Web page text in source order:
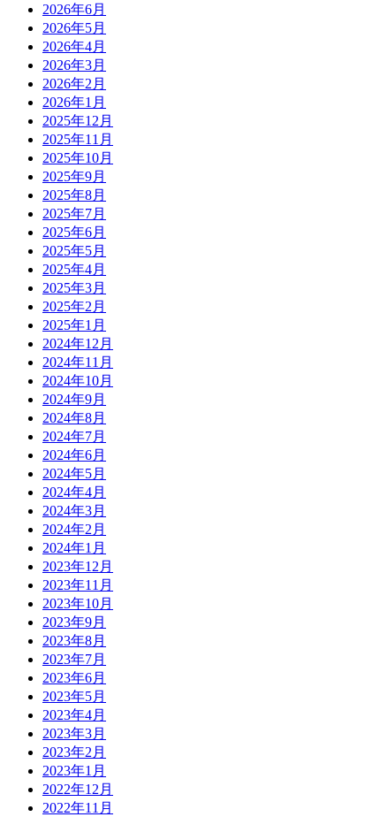
2026年6月
2026年5月
2026年4月
2026年3月
2026年2月
2026年1月
2025年12月
2025年11月
2025年10月
2025年9月
2025年8月
2025年7月
2025年6月
2025年5月
2025年4月
2025年3月
2025年2月
2025年1月
2024年12月
2024年11月
2024年10月
2024年9月
2024年8月
2024年7月
2024年6月
2024年5月
2024年4月
2024年3月
2024年2月
2024年1月
2023年12月
2023年11月
2023年10月
2023年9月
2023年8月
2023年7月
2023年6月
2023年5月
2023年4月
2023年3月
2023年2月
2023年1月
2022年12月
2022年11月